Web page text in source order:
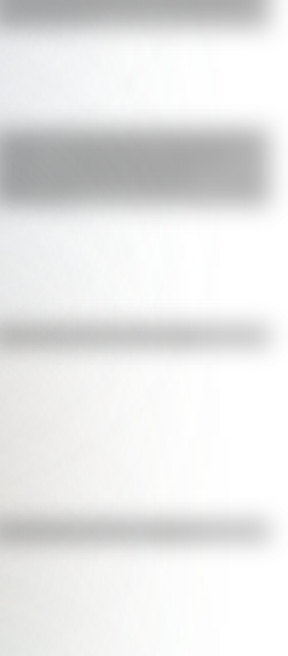
La gran hazaña del Cruce de los